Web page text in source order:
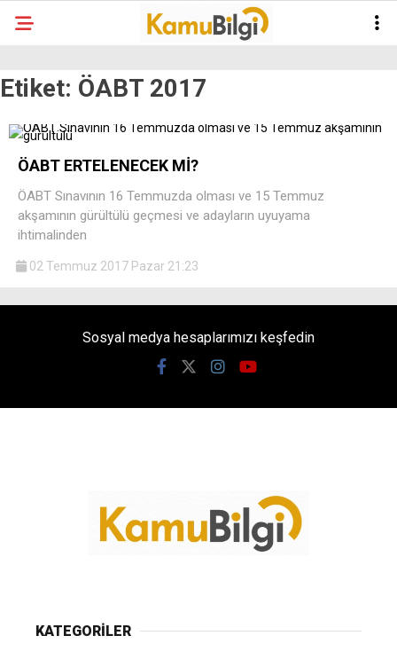
Etiket: ÖABT 2017
ÖABT ERTELENECEK Mİ?
ÖABT Sınavının 16 Temmuzda olması ve 15 Temmuz
akşamının gürültülü geçmesi ve adayların uyuyama
ihtimalinden
02 Temmuz 2017 Pazar 21:23
Sosyal medya hesaplarımızı keşfedin
KATEGORİLER